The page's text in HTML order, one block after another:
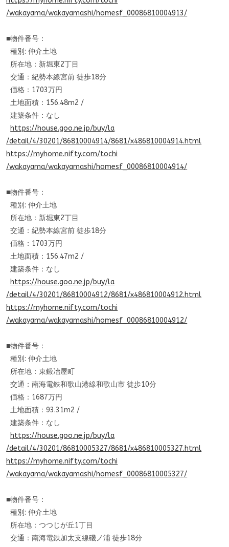
/wakayama/wakayamashi/homesf_00086810004913/
■物件番号：
種別: 仲介土地
所在地：新堀東2丁目
交通：紀勢本線宮前 徒歩18分
価格：1703万円
土地面積：156.48m2 /
建築条件：なし
https://house.goo.ne.jp/buy/la
/detail/4/30201/86810004914/8681/x486810004914.html
https://myhome.nifty.com/tochi
/wakayama/wakayamashi/homesf_00086810004914/
■物件番号：
種別: 仲介土地
所在地：新堀東2丁目
交通：紀勢本線宮前 徒歩18分
価格：1703万円
土地面積：156.47m2 /
建築条件：なし
https://house.goo.ne.jp/buy/la
/detail/4/30201/86810004912/8681/x486810004912.html
https://myhome.nifty.com/tochi
/wakayama/wakayamashi/homesf_00086810004912/
■物件番号：
種別: 仲介土地
所在地：東鍛冶屋町
交通：南海電鉄和歌山港線和歌山市 徒歩10分
価格：1687万円
土地面積：93.31m2 /
建築条件：なし
https://house.goo.ne.jp/buy/la
/detail/4/30201/86810005327/8681/x486810005327.html
https://myhome.nifty.com/tochi
/wakayama/wakayamashi/homesf_00086810005327/
■物件番号：
種別: 仲介土地
所在地：つつじが丘1丁目
交通：南海電鉄加太支線磯ノ浦 徒歩18分